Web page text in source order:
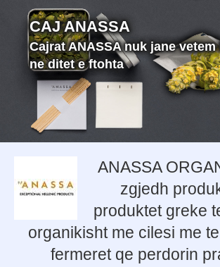
CAJ ANASSA
Cajrat ANASSA nuk jane
ne ditet e ftohta
ANASSA
zgjedh
produktet greke
organikisht me cilesi me
fermeret qe perdorin